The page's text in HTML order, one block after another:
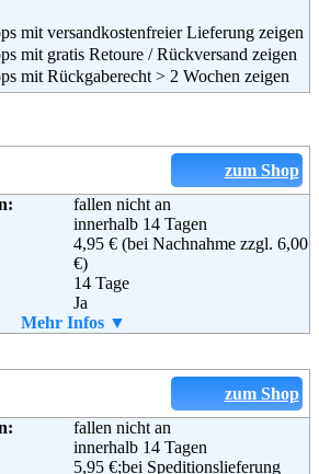
mit versandkostenfreier Lieferung zeigen
mit gratis Retoure / Rückversand zeigen
mit Rückgaberecht > 2 Wochen zeigen
zum Shop
fallen nicht an
innerhalb 14 Tagen
4,95 € (bei Nachnahme zzgl. 6,00
€)
14 Tage
Ja
im Paket enthalten
GALERIA Kaufhof GmbH
Leonhard-Tietz-Str. 1
Mehr Infos ▼
zum Shop
fallen nicht an
innerhalb 14 Tagen
5,95 €;bei Speditionslieferung